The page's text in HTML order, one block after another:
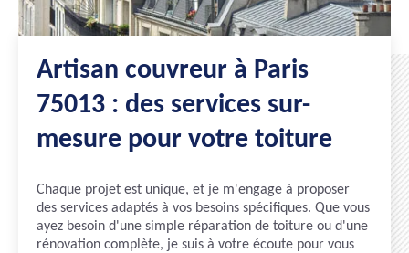
Artisan couvreur à Paris
75013 : des services sur-
mesure pour votre toiture
Chaque projet est unique, et je m'engage à proposer
des services adaptés à vos besoins spécifiques. Que vous
ayez besoin d'une simple réparation de toiture ou d'une
rénovation complète, je suis à votre écoute pour vous